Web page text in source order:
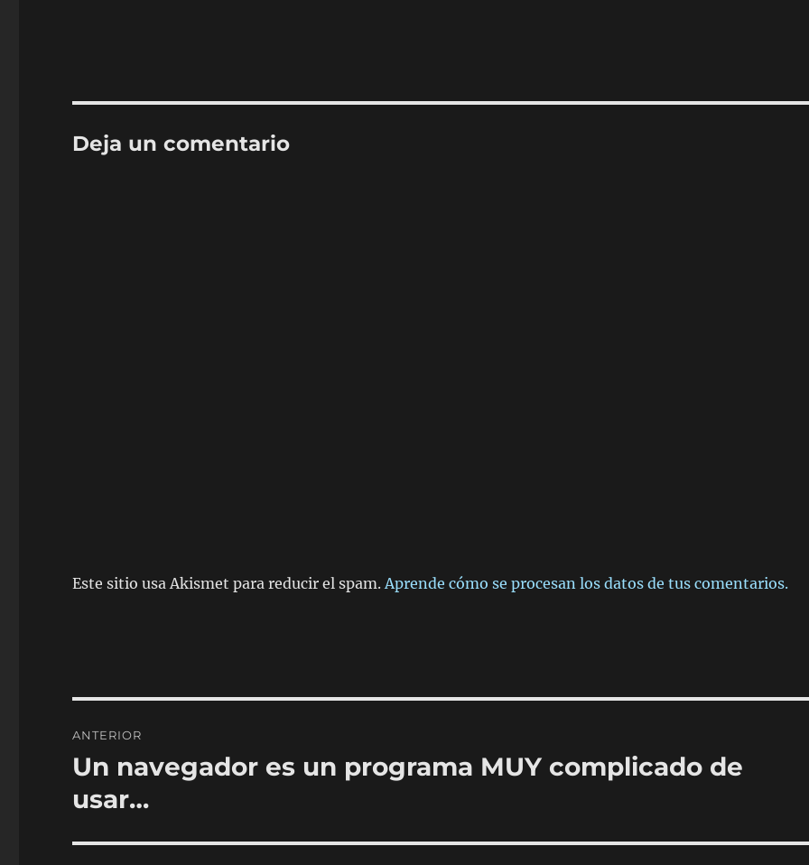
Deja un comentario
Este sitio usa Akismet para reducir el spam.Aprende cómo se procesan los datos de tus comentarios.
de
entradas
ANTERIOR
Entrada
Un navegador es un programa MUY complicado de
usar…